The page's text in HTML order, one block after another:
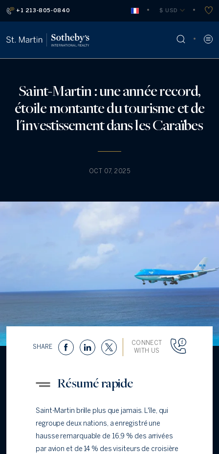
+1 213-805-0840 $ USD
Saint-Martin : une année record,
étoile montante du tourisme et de
l'investissement dans les Caraïbes
OCT 07, 2025
SHARE
CONNECT
WITH US
Résumé rapide
Saint-Martin brille plus que jamais. L'île, qui
regroupe deux nations, a enregistré une
hausse remarquable de 16,9 % des arrivées
par avion et de 14 % des visiteurs de croisière